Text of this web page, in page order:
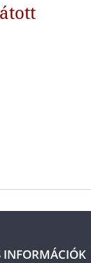
INFORMÁCIÓK